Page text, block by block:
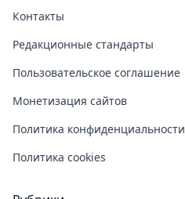
Контакты
Редакционные стандарты
Пользовательское соглашение
Монетизация сайтов
Политика конфиденциальности
Политика cookies